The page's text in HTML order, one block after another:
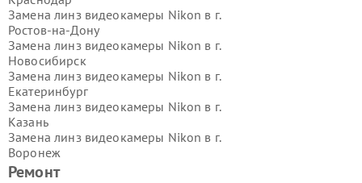
Ремонт
Замена линз видеокамеры Nikon в г.
Ростов-на-Дону
Замена линз видеокамеры Nikon в г.
Новосибирск
Замена линз видеокамеры Nikon в г.
Екатеринбург
Замена линз видеокамеры Nikon в г.
Казань
Замена линз видеокамеры Nikon в г.
Воронеж
Замена линз видеокамеры Nikon в г.